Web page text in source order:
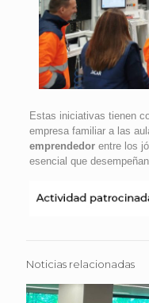
Estas iniciativas tienen
empresa familiar a las
emprendedorentre los
esencial que
Noticias relacionadas